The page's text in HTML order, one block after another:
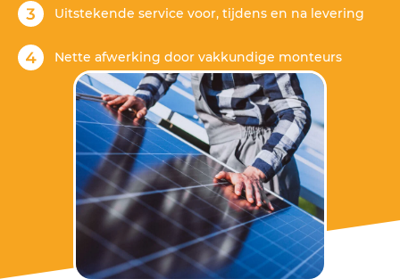
Uitstekende service voor, tijdens en na levering
Nette afwerking door vakkundige monteurs